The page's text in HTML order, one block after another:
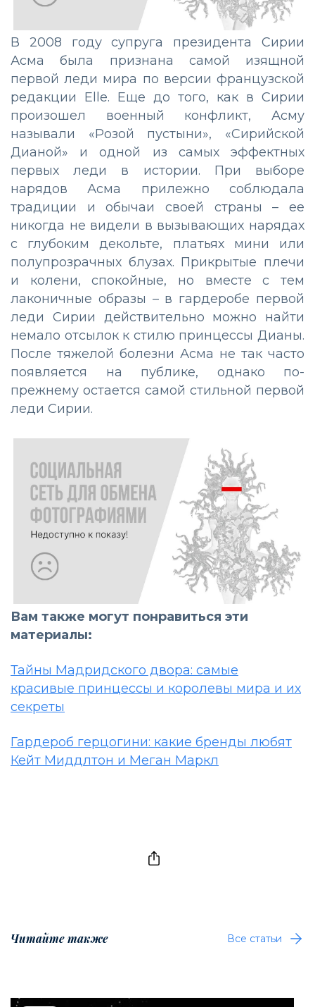
В 2008 году супруга президента Сирии
Асма была признана самой изящной
первой леди мира по версии французской
редакции Elle. Еще до того, как в Сирии
произошел военный конфликт, Асму
называли «Розой пустыни», «Сирийской
Дианой» и одной из самых эффектных
первых леди в истории. При выборе
нарядов Асма прилежно соблюдала
традиции и обычаи своей страны – ее
никогда не видели в вызывающих нарядах
с глубоким декольте, платьях мини или
полупрозрачных блузах. Прикрытые плечи
и колени, спокойные, но вместе с тем
лаконичные образы – в гардеробе первой
леди Сирии действительно можно найти
немало отсылок к стилю принцессы Дианы.
После тяжелой болезни Асма не так часто
появляется на публике, однако по-
прежнему остается самой стильной первой
леди Сирии.
Вам также могут понравиться эти
материалы:
Тайны Мадридского двора: самые
красивые принцессы и королевы мира и их
секреты
Гардероб герцогини: какие бренды любят
Кейт Миддлтон и Меган Маркл
Читайте также Все статьи